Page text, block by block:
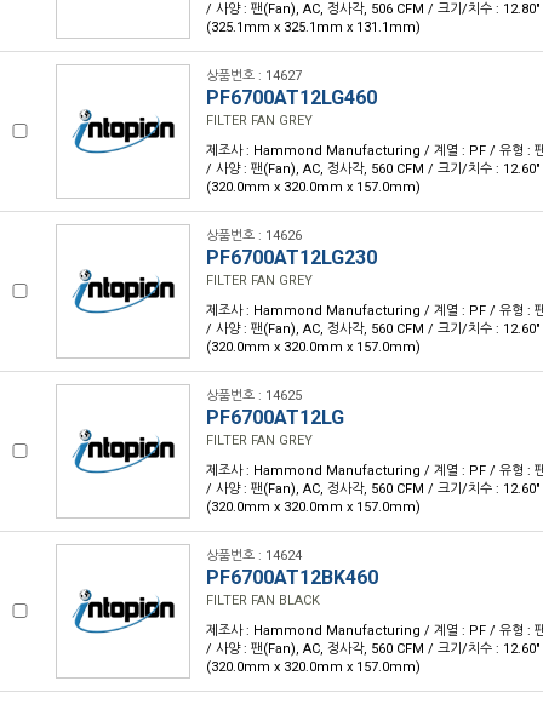
/ 사양 : 팬(Fan), AC, 정사각, 506 CFM / 크기/치수 :
(325.1mm x 325.1mm x 131.1mm)
상품번호 : 14627
PF6700AT12LG460
FILTER FAN GREY
제조사 : Hammond Manufacturing / 계열 : PF / 유형 :
/ 사양 : 팬(Fan), AC, 정사각, 560 CFM / 크기/치수 :
(320.0mm x 320.0mm x 157.0mm)
상품번호 : 14626
PF6700AT12LG230
FILTER FAN GREY
제조사 : Hammond Manufacturing / 계열 : PF / 유형 :
/ 사양 : 팬(Fan), AC, 정사각, 560 CFM / 크기/치수 :
(320.0mm x 320.0mm x 157.0mm)
상품번호 : 14625
PF6700AT12LG
FILTER FAN GREY
제조사 : Hammond Manufacturing / 계열 : PF / 유형 :
/ 사양 : 팬(Fan), AC, 정사각, 560 CFM / 크기/치수 :
(320.0mm x 320.0mm x 157.0mm)
상품번호 : 14624
PF6700AT12BK460
FILTER FAN BLACK
제조사 : Hammond Manufacturing / 계열 : PF / 유형 :
/ 사양 : 팬(Fan), AC, 정사각, 560 CFM / 크기/치수 :
(320.0mm x 320.0mm x 157.0mm)